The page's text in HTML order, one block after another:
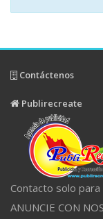
Contáctenos
Publirecreate
Contacto solo
ANUNCIE CON